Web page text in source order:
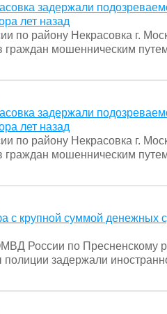
задержали
лет назад
по району Некрасовка г.
мошенническим
задержали
лет назад
по району Некрасовка г.
мошенническим
с крупной суммой денежных
России по Пресненскому
задержали